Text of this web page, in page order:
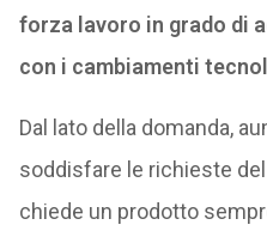
forza lavoro in grado di
con i cambiamenti
Dal lato della domanda,
soddisfare le richieste
chiede un prodotto